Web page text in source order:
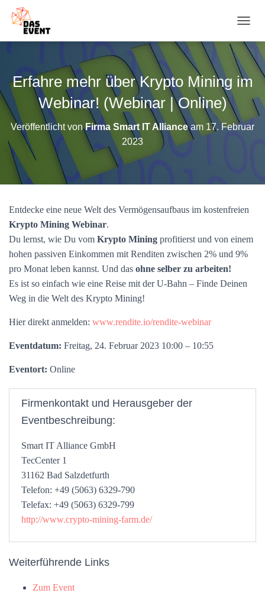
A
V
G
A
O
N
H
L
N
Erfahre mehr über Krypto Mining im
Webinar! (Webinar | Online)
Veröffentlicht vonFirma Smart IT Allianceam 17. Februar
2023
Entdecke eine neue Welt des Vermögensaufbaus im kostenfreien
Krypto Mining Webinar.
Du lernst, wie Du vom Krypto Mining profitierst und von einem
hohen passiven Einkommen mit Renditen zwischen 2% und 9%
pro Monat leben kannst. Und das ohne selber zu arbeiten!
Es ist so einfach wie eine Reise mit der U-Bahn – Finde Deinen
Weg in die Welt des Krypto Mining!
Hier direkt anmelden: www.rendite.io/rendite-webinar
Eventdatum: Freitag, 24. Februar 2023 10:00 – 10:55
Eventort: Online
Firmenkontakt und Herausgeber der
Eventbeschreibung:
Smart IT Alliance GmbH
TecCenter 1
31162 Bad Salzdetfurth
Telefon: +49 (5063) 6329-790
Telefax: +49 (5063) 6329-799
http://www.crypto-mining-farm.de/
Weiterführende Links
Zum Event